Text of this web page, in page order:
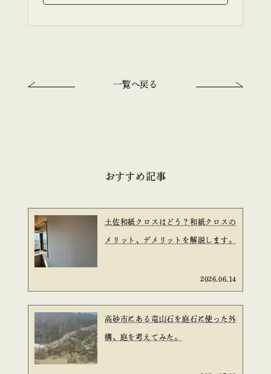
一覧へ戻る
おすすめ記事
土佐和紙クロスはどう？和紙クロスの
メリット、デメリットを解説します。
2026.06.14
高砂市にある竜山石を庭石に使った外
構、庭を考えてみた。